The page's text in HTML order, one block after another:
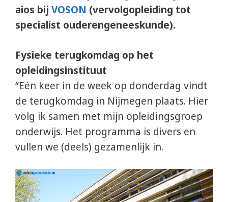
aios bij VOSON (vervolgopleiding tot
specialist ouderengeneeskunde).
Fysieke terugkomdag op het
opleidingsinstituut
“Eén keer in de week op donderdag vindt
de terugkomdag in Nijmegen plaats. Hier
volg ik samen met mijn opleidingsgroep
onderwijs. Het programma is divers en
vullen we (deels) gezamenlijk in.